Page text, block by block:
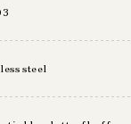
steel